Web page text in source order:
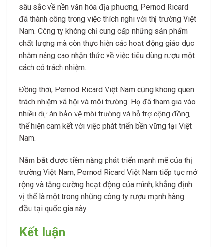
sâu sắc về nền văn hóa địa phương, Pernod Ricard
đã thành công trong việc thích nghi với thị trường Việt
Nam. Công ty không chỉ cung cấp những sản phẩm
chất lượng mà còn thực hiện các hoạt động giáo dục
nhằm nâng cao nhận thức về việc tiêu dùng rượu một
cách có trách nhiệm.
Đồng thời, Pernod Ricard Việt Nam cũng không quên
trách nhiệm xã hội và môi trường. Họ đã tham gia vào
nhiều dự án bảo vệ môi trường và hỗ trợ cộng đồng,
thể hiện cam kết với việc phát triển bền vững tại Việt
Nam.
Nắm bắt được tiềm năng phát triển mạnh mẽ của thị
trường Việt Nam, Pernod Ricard Việt Nam tiếp tục mở
rộng và tăng cường hoạt động của mình, khẳng định
vị thế là một trong những công ty rượu mạnh hàng
đầu tại quốc gia này.
Kết luận